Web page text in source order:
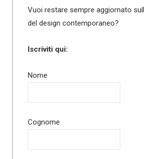
Vuoi restare sempre aggiornato
del design contemporaneo?
Iscriviti qui:
Nome
Cognome